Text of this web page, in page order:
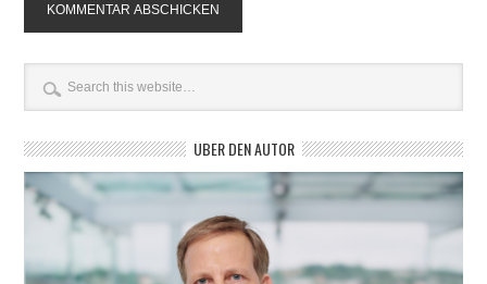
ÜBER DEN AUTOR